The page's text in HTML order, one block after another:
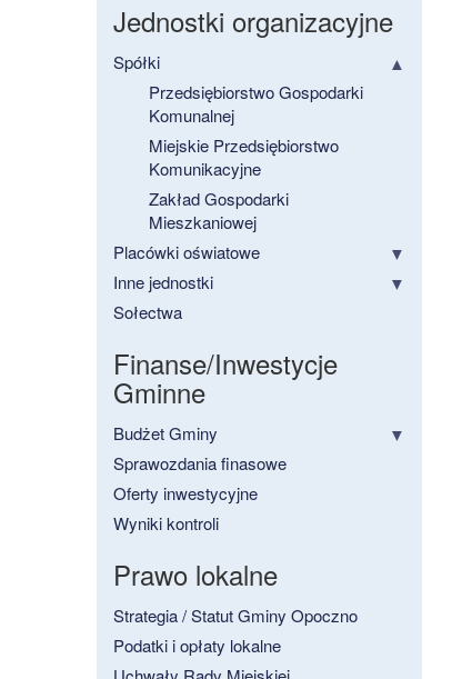
Jednostki organizacyjne
Spółki
Przedsiębiorstwo Gospodarki
Komunalnej
Miejskie Przedsiębiorstwo
Komunikacyjne
Zakład Gospodarki
Mieszkaniowej
Placówki oświatowe
Inne jednostki
Sołectwa
Finanse/Inwestycje
Gminne
Budżet Gminy
Sprawozdania finasowe
Oferty inwestycyjne
Wyniki kontroli
Prawo lokalne
Strategia / Statut Gminy Opoczno
Podatki i opłaty lokalne